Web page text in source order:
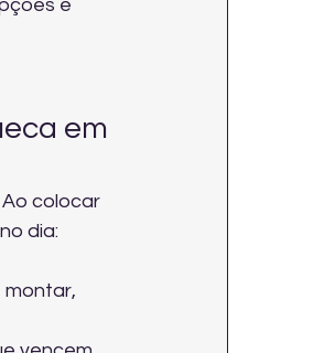
e
em
colocar
dia:
montar,